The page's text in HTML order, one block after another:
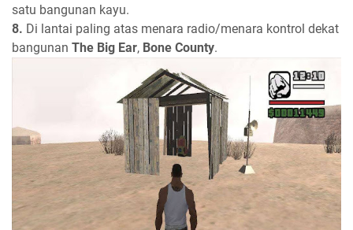
satu bangunan kayu.
8. Di lantai paling atas menara radio/menara kontrol dekat
bangunan The Big Ear, Bone County.